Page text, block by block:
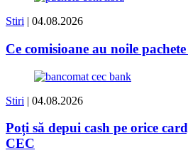
Stiri | 04.08.2026
Ce comisioane au noile
Stiri | 04.08.2026
Poți să depui cash pe orice
CEC